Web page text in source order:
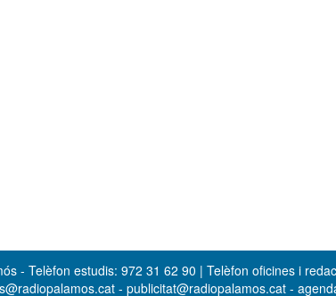
- Telèfon estudis: 972 31 62 90 | Telèfon oficines i
- publicitat@radiopalamos.cat -